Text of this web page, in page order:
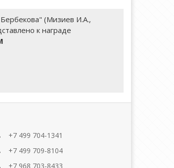
(Мизиев И.А.,
к награде
+7 499 704-1341
+7 499 709-8104
+7 968 703-8433